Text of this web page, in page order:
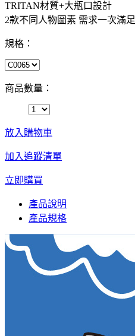
TRITAN材質+大瓶口設計
2款不同人物圖素 需求一次滿足
規格：
商品數量：
放入購物車
加入追蹤清單
立即購買
產品說明
產品規格